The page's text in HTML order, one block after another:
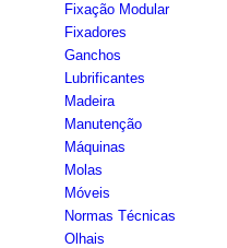
Fixação Modular
Fixadores
Ganchos
Lubrificantes
Madeira
Manutenção
Máquinas
Molas
Móveis
Normas Técnicas
Olhais